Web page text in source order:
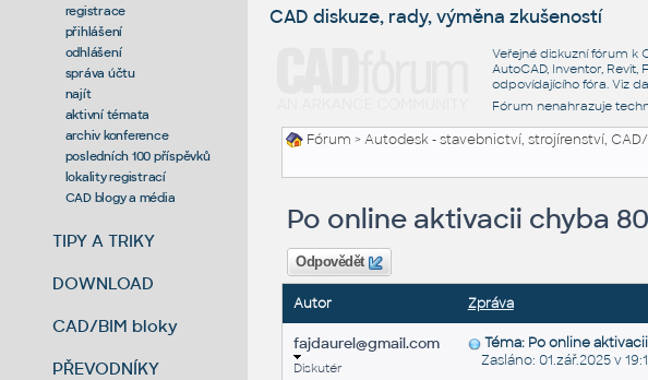
registrace
přihlášení
odhlášení
správa účtu
najít
aktivní témata
archiv konference
posledních 100 příspěvků
lokality registrací
CAD blogy a média
TIPY A TRIKY
DOWNLOAD
CAD/BIM bloky
PŘEVODNÍKY
CAD diskuze, rady, výměna zkušeností
Veřejné diskuzní fórum k
AutoCAD, Inventor,
odpovídajícího fóra. Viz
Fórum nenahrazuje
Fórum >Autodesk - stavebnictví, strojírenství,
Po online aktivacii chyba
Odpovědět
Autor Zpráva
fajdaurel@gmail.com
Diskutér
Téma: Po online
Zasláno: 01.zář.2025 v